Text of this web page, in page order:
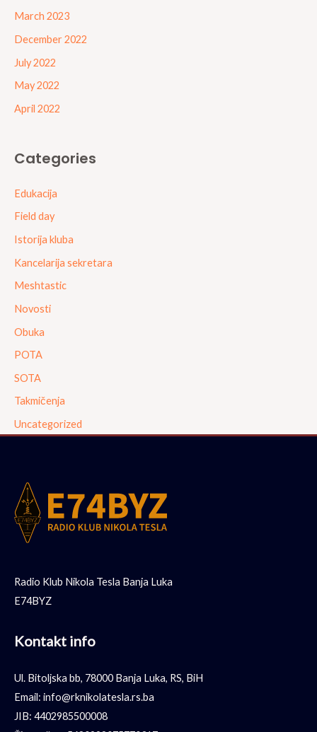
March 2023
December 2022
July 2022
May 2022
April 2022
Categories
Edukacija
Field day
Istorija kluba
Kancelarija sekretara
Meshtastic
Novosti
Obuka
POTA
SOTA
Takmičenja
Uncategorized
Radio Klub Nikola Tesla Banja Luka
E74BYZ
Kontakt info
Ul. Bitoljska bb, 78000 Banja Luka, RS, BiH
Email: info@rknikolatesla.rs.ba
JIB: 4402985500008